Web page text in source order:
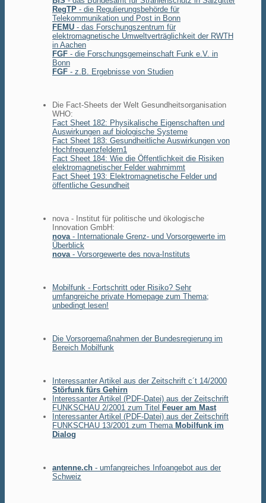
RegTP - die Regulierungsbehörde für
Telekommunikation und Post in Bonn
FEMU - das Forschungszentrum für
elektromagnetische Umweltverträglichkeit der RWTH
in Aachen
FGF - die Forschungsgemeinschaft Funk e.V. in
Bonn
FGF - z.B. Ergebnisse von Studien
Die Fact-Sheets der Welt Gesundheitsorganisation
WHO:
Fact Sheet 182: Physikalische Eigenschaften und
Auswirkungen auf biologische Systeme
Fact Sheet 183: Gesundheitliche Auswirkungen von
Hochfrequenzfeldern1
Fact Sheet 184: Wie die Öffentlichkeit die Risiken
elektromagnetischer Felder wahrnimmt
Fact Sheet 193: Elektromagnetische Felder und
öffentliche Gesundheit
nova - Institut für politische und ökologische
Innovation GmbH:
nova- Internationale Grenz- und Vorsorgewerte im
Überblick
nova- Vorsorgewerte des nova-Instituts
Mobilfunk - Fortschritt oder Risiko? Sehr
umfangreiche private Homepage zum Thema;
unbedingt lesen!
Die Vorsorgemaßnahmen der Bundesregierung im
Bereich Mobilfunk
Interessanter Artikel aus der Zeitschrift c´t 14/2000
Störfunk fürs Gehirn
Interessanter Artikel (PDF-Datei) aus der Zeitschrift
FUNKSCHAU 2/2001 zum Titel Feuer am Mast
Interessanter Artikel (PDF-Datei) aus der Zeitschrift
FUNKSCHAU 13/2001 zum Thema Mobilfunk im
Dialog
antenne.ch - umfangreiches Infoangebot aus der
Schweiz